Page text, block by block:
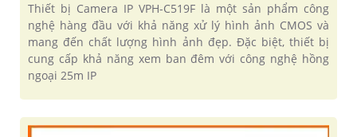
Thiết bị Camera IP VPH-C519F là một sản phẩm công
nghệ hàng đầu với khả năng xử lý hình ảnh CMOS và
mang đến chất lượng hình ảnh đẹp. Đặc biệt, thiết bị
cung cấp khả năng xem ban đêm với công nghệ hồng
ngoại 25m IP